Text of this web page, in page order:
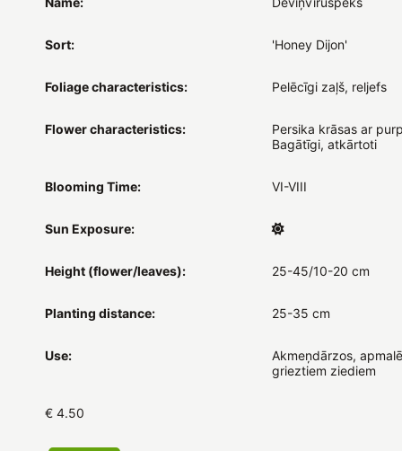
Sort: 'Honey Dijon'
Foliage characteristics: Pelēcīgi zaļš, reljefs
Flower characteristics:
Persika krāsas ar
Bagātīgi, atkārtoti
Blooming Time: VI-VIII
Sun Exposure:
Height (flower/leaves): 25-45/10-20 cm
Planting distance: 25-35 cm
Use:
Akmeņdārzos,
grieztiem ziediem
€ 4.50